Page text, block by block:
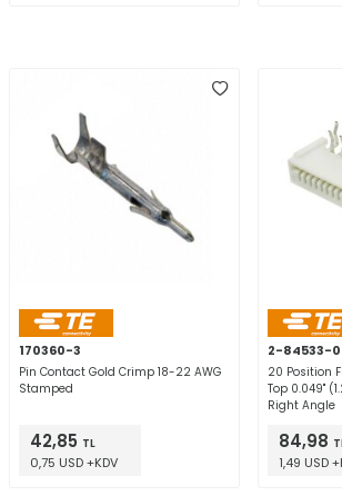
170360-3
Pin Contact Gold Crimp 18-22 AWG
Stamped
42,85 TL
0,75 USD +KDV
2-84533-0
20 Position
Top 0.049"
Right Angle
84,98
1,49 USD